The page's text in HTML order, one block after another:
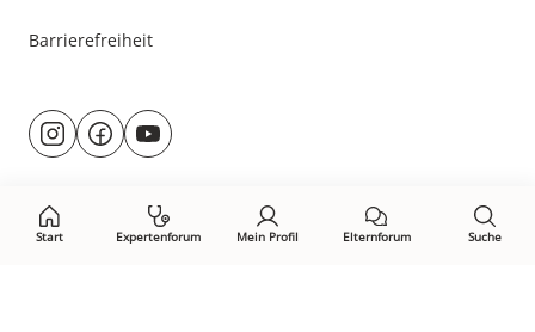
Start Expertenforum Mein Profil Elternforum Suche
Barrierefreiheit
Besuche
uns@rund.ums.baby
facebook.com/rundumsbaby.de
youtube.com/@rundumsbaby_